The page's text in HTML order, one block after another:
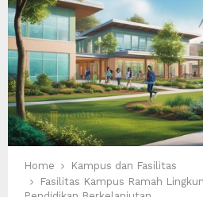
Home
Kampus dan Fasilitas
Fasilitas Kampus Ramah